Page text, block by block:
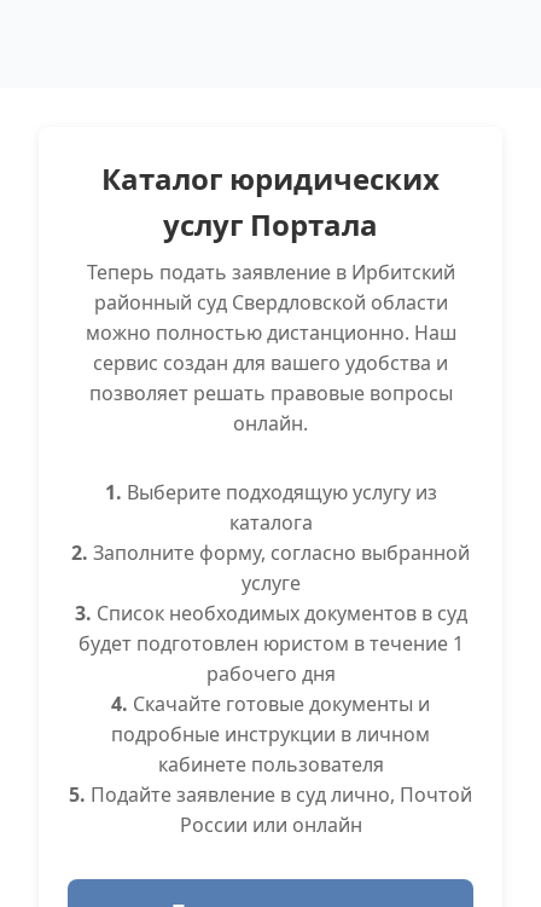
Каталог юридических
услуг Портала
Теперь подать заявление в Ирбитский
районный суд Свердловской области
можно полностью дистанционно. Наш
сервис создан для вашего удобства и
позволяет решать правовые вопросы
онлайн.
1. Выберите подходящую услугу из
каталога
2. Заполните форму, согласно выбранной
услуге
3. Список необходимых документов в суд
будет подготовлен юристом в течение 1
рабочего дня
4. Скачайте готовые документы и
подробные инструкции в личном
кабинете пользователя
5. Подайте заявление в суд лично, Почтой
России или онлайн